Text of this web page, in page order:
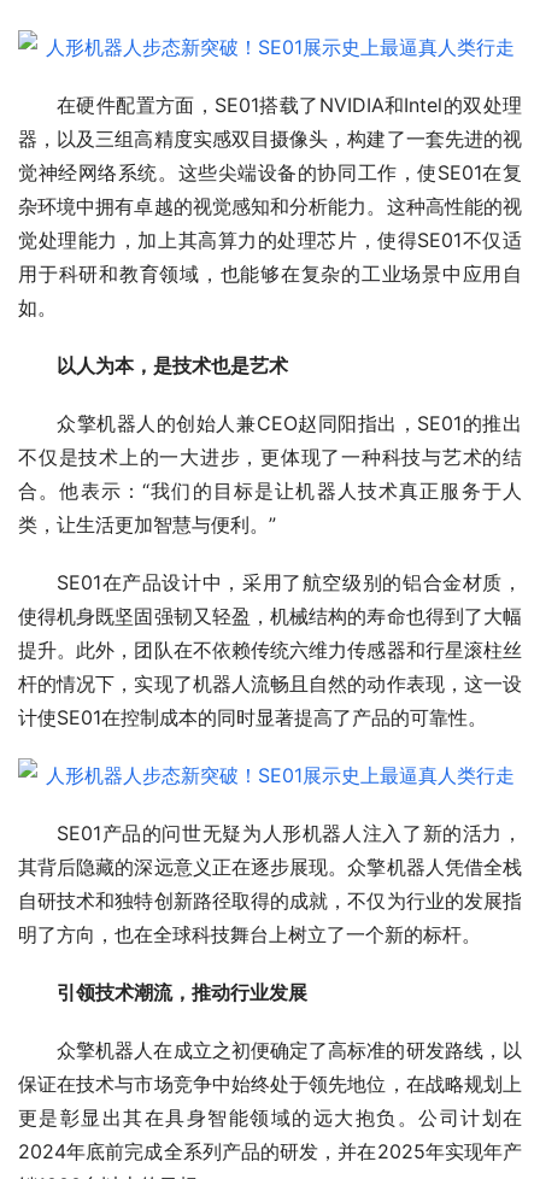
在硬件配置方面，SE01搭载了NVIDIA和Intel的双处理
器，以及三组高精度实感双目摄像头，构建了一套先进的视
觉神经网络系统。这些尖端设备的协同工作，使SE01在复
杂环境中拥有卓越的视觉感知和分析能力。这种高性能的视
觉处理能力，加上其高算力的处理芯片，使得SE01不仅适
用于科研和教育领域，也能够在复杂的工业场景中应用自
如。
以人为本，是技术也是艺术
众擎机器人的创始人兼CEO赵同阳指出，SE01的推出
不仅是技术上的一大进步，更体现了一种科技与艺术的结
合。他表示：“我们的目标是让机器人技术真正服务于人
类，让生活更加智慧与便利。”
SE01在产品设计中，采用了航空级别的铝合金材质，
使得机身既坚固强韧又轻盈，机械结构的寿命也得到了大幅
提升。此外，团队在不依赖传统六维力传感器和行星滚柱丝
杆的情况下，实现了机器人流畅且自然的动作表现，这一设
计使SE01在控制成本的同时显著提高了产品的可靠性。
SE01产品的问世无疑为人形机器人注入了新的活力，
其背后隐藏的深远意义正在逐步展现。众擎机器人凭借全栈
自研技术和独特创新路径取得的成就，不仅为行业的发展指
明了方向，也在全球科技舞台上树立了一个新的标杆。
引领技术潮流，推动行业发展
众擎机器人在成立之初便确定了高标准的研发路线，以
保证在技术与市场竞争中始终处于领先地位，在战略规划上
更是彰显出其在具身智能领域的远大抱负。公司计划在
2024年底前完成全系列产品的研发，并在2025年实现年产